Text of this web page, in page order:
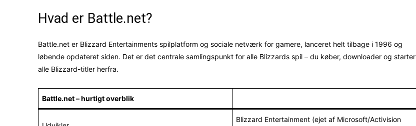
Hvad er Battle.net?
Battle.net er Blizzard Entertainments spilplatform og sociale netværk for gamere, lanceret helt tilbage i 1996 og
løbende opdateret siden. Det er det centrale samlingspunkt for alle Blizzards spil – du køber, downloader og starter
alle Blizzard-titler herfra.
Battle.net – hurtigt overblik
Blizzard Entertainment (ejet af Microsoft/Activision